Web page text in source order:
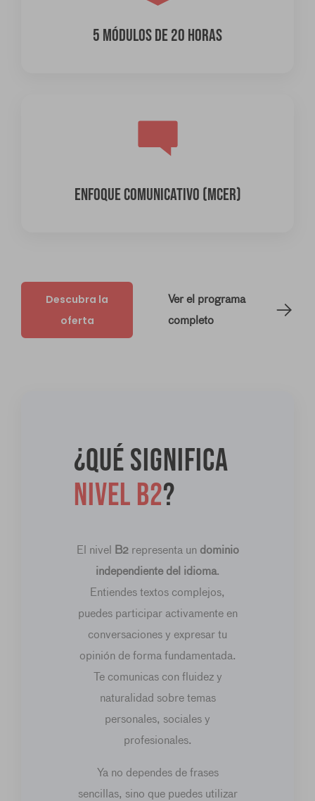
5 MÓDULOS DE 20 HORAS
ENFOQUE COMUNICATIVO (MCER)
Descubra la
oferta
Ver el programa
completo
¿Qué significa
nivel B2?
El nivel B2representa un dominio
independiente del idioma.
Entiendes textos complejos,
puedes participar activamente en
conversaciones y expresar tu
opinión de forma fundamentada.
Te comunicas con fluidez y
naturalidad sobre temas
personales, sociales y
profesionales.
Ya no dependes de frases
sencillas, sino que puedes utilizar